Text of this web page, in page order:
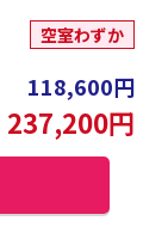
空室わずか
118,600円
237,200円